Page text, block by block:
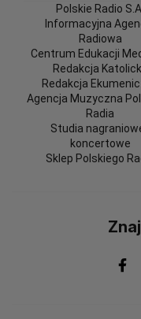
Polskie Radio S.A.
Informacyjna
Radiowa
Centrum Edukacji
Redakcja
Redakcja
Agencja Muzyczna
Radia
Studia
koncertowe
Sklep Polskiego